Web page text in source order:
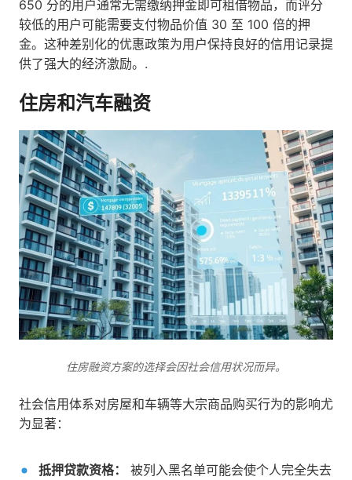
650 分的用户通常无需缴纳押金即可租借物品，而评分
较低的用户可能需要支付物品价值 30 至 100 倍的押
金。这种差别化的优惠政策为用户保持良好的信用记录提
供了强大的经济激励。.
住房和汽车融资
住房融资方案的选择会因社会信用状况而异。
社会信用体系对房屋和车辆等大宗商品购买行为的影响尤
为显著：
抵押贷款资格：
被列入黑名单可能会使个人完全失去